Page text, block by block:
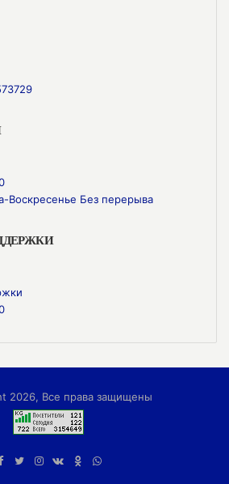
Воскресенье Без перерыва
2026, Все права защищены